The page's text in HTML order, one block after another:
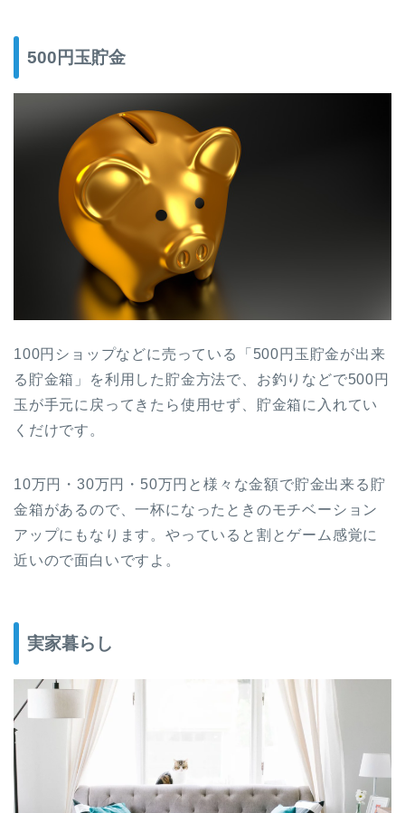
500円玉貯金
100円ショップなどに売っている「500円玉貯金が出来
る貯金箱」を利用した貯金方法で、お釣りなどで500円
玉が手元に戻ってきたら使用せず、貯金箱に入れてい
くだけです。
10万円・30万円・50万円と様々な金額で貯金出来る 貯
金箱があるので、一杯になったときのモチベーション
アップにもなります。やっていると割とゲーム感覚に
近いので面白いですよ。
実家暮らし